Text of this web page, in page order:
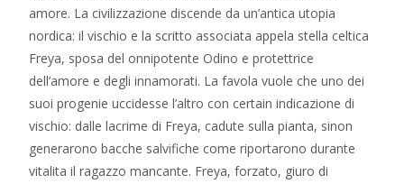
amore. La civilizzazione discende da un’antica utopia
nordica: il vischio e la scritto associata appela stella celtica
Freya, sposa del onnipotente Odino e protettrice
dell’amore e degli innamorati. La favola vuole che uno dei
suoi progenie uccidesse l’altro con certain indicazione di
vischio: dalle lacrime di Freya, cadute sulla pianta, sinon
generarono bacche salvifiche come riportarono durante
vitalita il ragazzo mancante. Freya, forzato, giuro di